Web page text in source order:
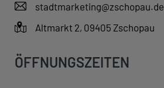
stadtmarketing@zschopau.de
Altmarkt 2, 09405 Zschopau
ÖFFNUNGSZEITEN